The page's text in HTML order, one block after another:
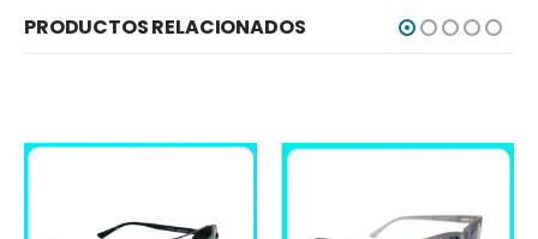
PRODUCTOS RELACIONADOS